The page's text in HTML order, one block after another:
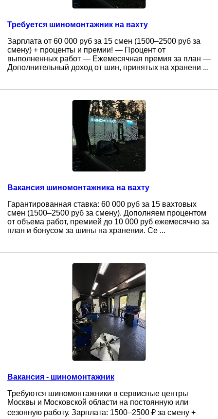
Требуется шиномонтажник на вахту
Зарплата от 60 000 руб за 15 смен (1500–2500 руб за
смену) + проценты и премии! — Процент от
выполненных работ — Ежемесячная премия за план —
Дополнительный доход от шин, принятых на хранени ...
Вакансия шиномонтажника на вахту
Гарантированная ставка: 60 000 руб за 15 вахтовых
смен (1500–2500 руб за смену). Дополняем процентом
от объема работ, премией до 10 000 руб ежемесячно за
план и бонусом за шины на хранении. Се ...
Вакансия - шиномонтажник
Требуются шиномонтажники в сервисные центры
Москвы и Московской области на постоянную или
сезонную работу. Зарплата: 1500–2500 ₽ за смену +